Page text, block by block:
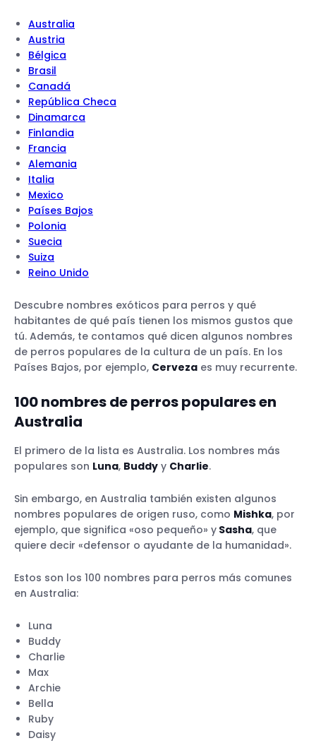
Australia
Austria
Bélgica
Brasil
Canadá
República Checa
Dinamarca
Finlandia
Francia
Alemania
Italia
Mexico
Países Bajos
Polonia
Suecia
Suiza
Reino Unido
Descubre nombres exóticos para perros y qué
habitantes de qué país tienen los mismos gustos que
tú. Además, te contamos qué dicen algunos nombres
de perros populares de la cultura de un país. En los
Países Bajos, por ejemplo, Cerveza es muy recurrente.
100 nombres de perros populares en
Australia
El primero de la lista es Australia. Los nombres más
populares son Luna, Buddy y Charlie.
Sin embargo, en Australia también existen algunos
nombres populares de origen ruso, como Mishka, por
ejemplo, que significa «oso pequeño» y Sasha, que
quiere decir «defensor o ayudante de la humanidad».
Estos son los 100 nombres para perros más comunes
en Australia:
Luna
Buddy
Charlie
Max
Archie
Bella
Ruby
Daisy